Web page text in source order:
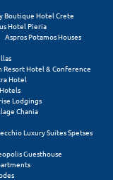
Boutique Hotel Crete
Hotel Pieria
Aspros Potamos Houses
Resort Hotel & Conference
Hotel
Lodgings
Chania
Luxury Suites Spetses
Guesthouse